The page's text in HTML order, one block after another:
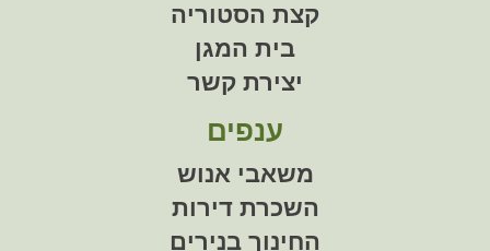
קצת הסטוריה
בית המגן
יצירת קשר
ענפים
משאבי אנוש
השכרת דירות
החינוך בנירים